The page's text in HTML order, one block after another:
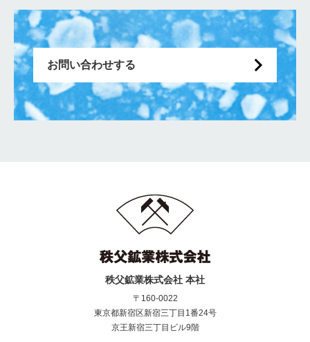
お問い合わせする
秩父鉱業株式会社 本社
〒160-0022
東京都新宿区新宿三丁目1番24号
京王新宿三丁目ビル9階